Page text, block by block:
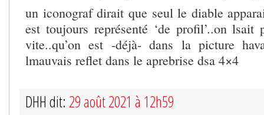
un iconograf dirait que seul le diable
est toujours représenté ‘de profil’..on lsait
vite..qu’on est -déjà- dans la picture
lmauvais reflet dans le aprebrise dsa 4×4
DHH dit: 29 août 2021 à 12h59